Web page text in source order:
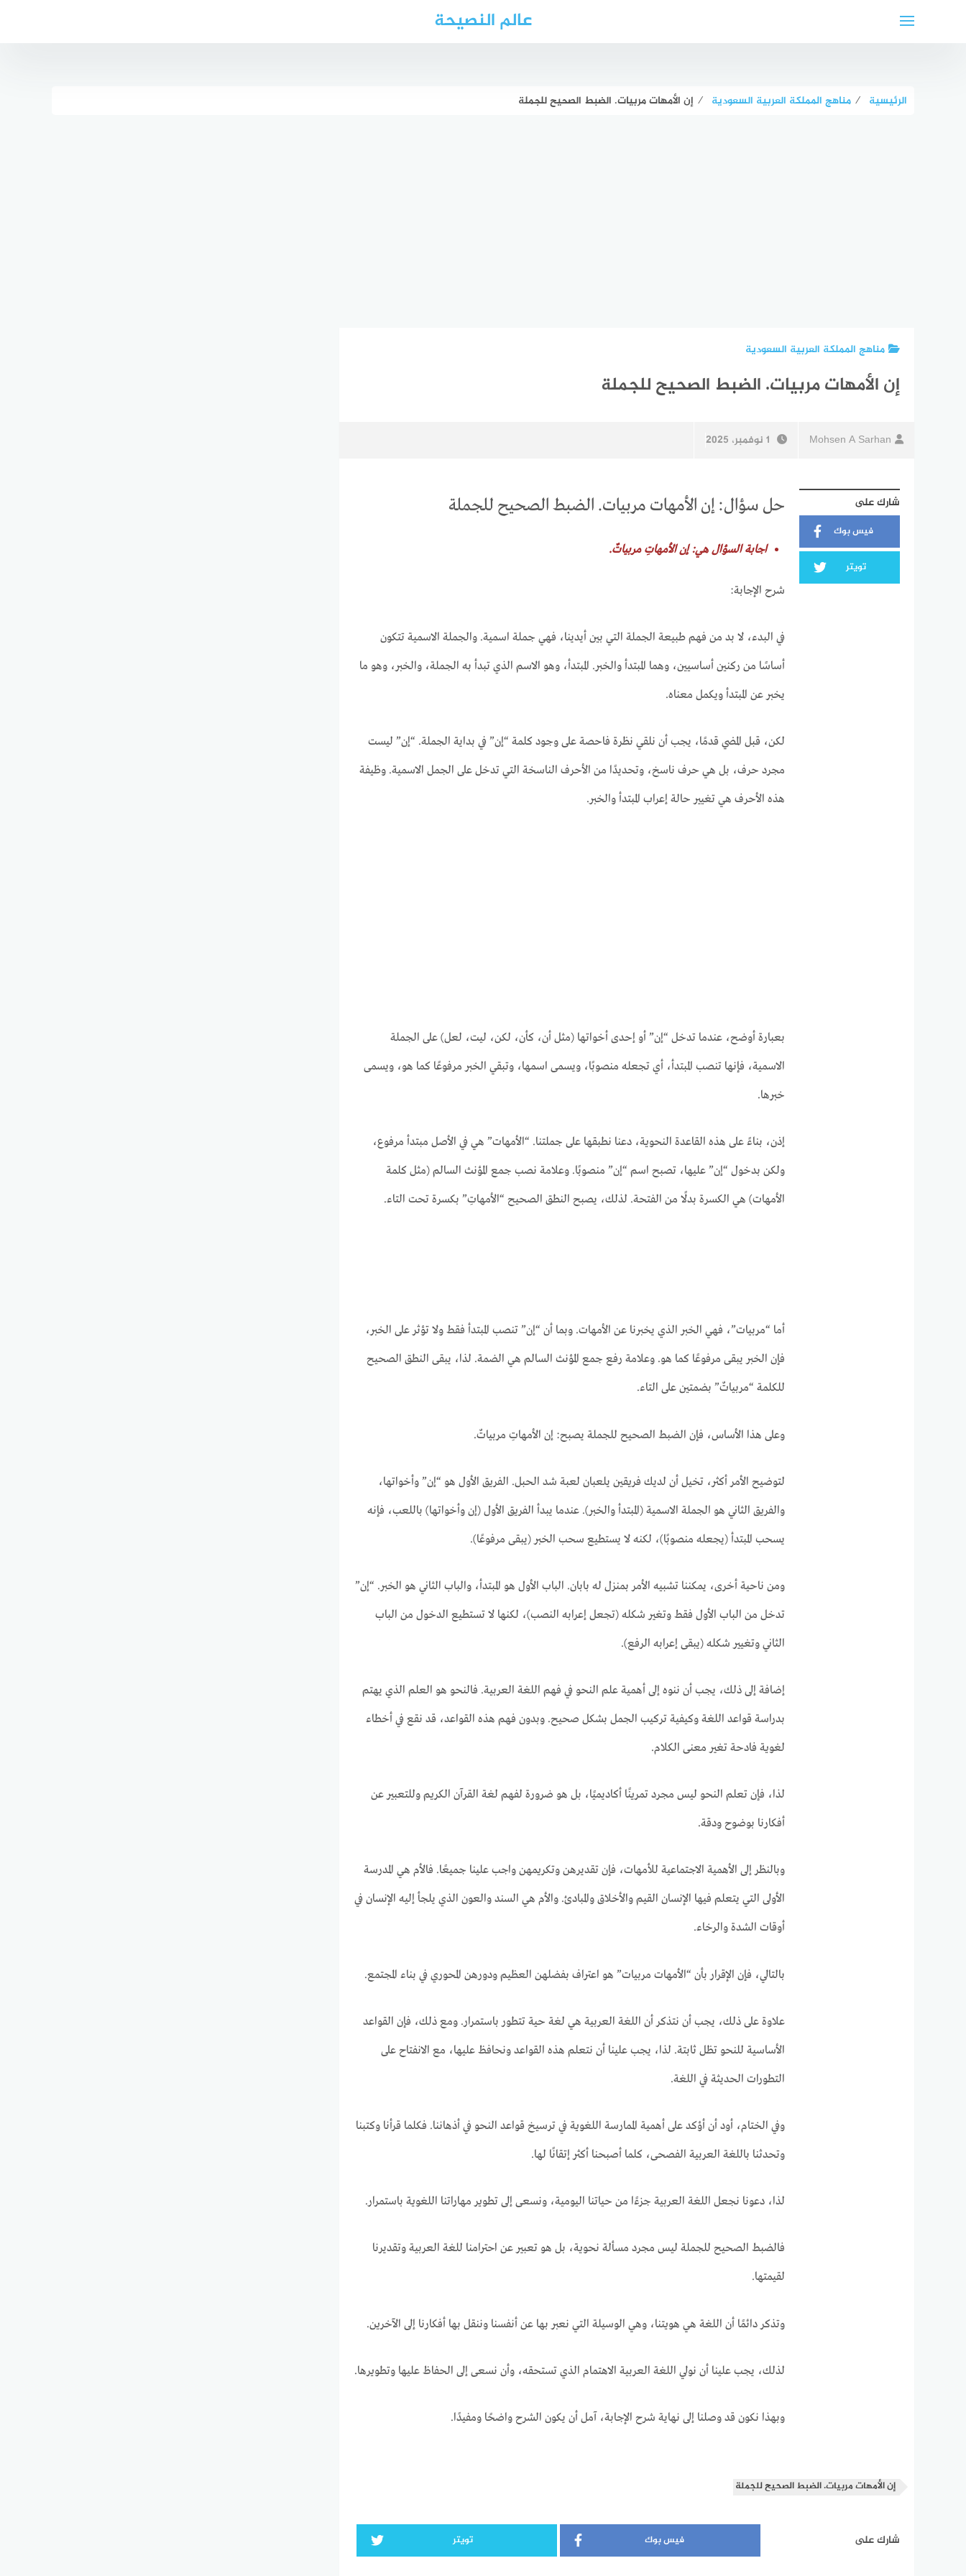
عالم النصيحة
الرئيسية ⁄ مناهج المملكة العربية السعودية ⁄ إن الأمهات مربيات. الضبط الصحيح للجملة
مناهج المملكة العربية السعودية
إن الأمهات مربيات. الضبط الصحيح للجملة
Mohsen A Sarhan 1 نوفمبر، 2025
شارك على
فيس بوك
تويتر
حل سؤال: إن الأمهات مربيات. الضبط الصحيح للجملة
اجابة السؤال هي: إن الأمهاتِ مربياتٌ.
شرح الإجابة:
في البدء، لا بد من فهم طبيعة الجملة التي بين أيدينا، فهي جملة اسمية. والجملة الاسمية تتكون
أساسًا من ركنين أساسيين، وهما المبتدأ والخبر. المبتدأ، وهو الاسم الذي تبدأ به الجملة، والخبر، وهو ما
يخبر عن المبتدأ ويكمل معناه.
لكن، قبل المضي قدمًا، يجب أن نلقي نظرة فاحصة على وجود كلمة “إن” في بداية الجملة. “إن” ليست
مجرد حرف، بل هي حرف ناسخ، وتحديدًا من الأحرف الناسخة التي تدخل على الجمل الاسمية. وظيفة
هذه الأحرف هي تغيير حالة إعراب المبتدأ والخبر.
بعبارة أوضح، عندما تدخل “إن” أو إحدى أخواتها (مثل أن، كأن، لكن، ليت، لعل) على الجملة
الاسمية، فإنها تنصب المبتدأ، أي تجعله منصوبًا، ويسمى اسمها، وتبقي الخبر مرفوعًا كما هو، ويسمى
خبرها.
إذن، بناءً على هذه القاعدة النحوية، دعنا نطبقها على جملتنا. “الأمهات” هي في الأصل مبتدأ مرفوع،
ولكن بدخول “إن” عليها، تصبح اسم “إن” منصوبًا. وعلامة نصب جمع المؤنث السالم (مثل كلمة
الأمهات) هي الكسرة بدلًا من الفتحة. لذلك، يصبح النطق الصحيح “الأمهاتِ” بكسرة تحت التاء.
أما “مربيات”، فهي الخبر الذي يخبرنا عن الأمهات. وبما أن “إن” تنصب المبتدأ فقط ولا تؤثر على الخبر،
فإن الخبر يبقى مرفوعًا كما هو. وعلامة رفع جمع المؤنث السالم هي الضمة. لذا، يبقى النطق الصحيح
للكلمة “مربياتٌ” بضمتين على التاء.
وعلى هذا الأساس، فإن الضبط الصحيح للجملة يصبح: إن الأمهاتِ مربياتٌ.
لتوضيح الأمر أكثر، تخيل أن لديك فريقين يلعبان لعبة شد الحبل. الفريق الأول هو “إن” وأخواتها،
والفريق الثاني هو الجملة الاسمية (المبتدأ والخبر). عندما يبدأ الفريق الأول (إن وأخواتها) باللعب، فإنه
يسحب المبتدأ (يجعله منصوبًا)، لكنه لا يستطيع سحب الخبر (يبقى مرفوعًا).
ومن ناحية أخرى، يمكننا تشبيه الأمر بمنزل له بابان. الباب الأول هو المبتدأ، والباب الثاني هو الخبر. “إن”
تدخل من الباب الأول فقط وتغير شكله (تجعل إعرابه النصب)، لكنها لا تستطيع الدخول من الباب
الثاني وتغيير شكله (يبقى إعرابه الرفع).
إضافة إلى ذلك، يجب أن ننوه إلى أهمية علم النحو في فهم اللغة العربية. فالنحو هو العلم الذي يهتم
بدراسة قواعد اللغة وكيفية تركيب الجمل بشكل صحيح. وبدون فهم هذه القواعد، قد نقع في أخطاء
لغوية فادحة تغير معنى الكلام.
لذا، فإن تعلم النحو ليس مجرد تمرينًا أكاديميًا، بل هو ضرورة لفهم لغة القرآن الكريم وللتعبير عن
أفكارنا بوضوح ودقة.
وبالنظر إلى الأهمية الاجتماعية للأمهات، فإن تقديرهن وتكريمهن واجب علينا جميعًا. فالأم هي المدرسة
الأولى التي يتعلم فيها الإنسان القيم والأخلاق والمبادئ. والأم هي السند والعون الذي يلجأ إليه الإنسان في
أوقات الشدة والرخاء.
بالتالي، فإن الإقرار بأن “الأمهات مربيات” هو اعتراف بفضلهن العظيم ودورهن المحوري في بناء المجتمع.
علاوة على ذلك، يجب أن نتذكر أن اللغة العربية هي لغة حية تتطور باستمرار. ومع ذلك، فإن القواعد
الأساسية للنحو تظل ثابتة. لذا، يجب علينا أن نتعلم هذه القواعد ونحافظ عليها، مع الانفتاح على
التطورات الحديثة في اللغة.
وفي الختام، أود أن أؤكد على أهمية الممارسة اللغوية في ترسيخ قواعد النحو في أذهاننا. فكلما قرأنا وكتبنا
وتحدثنا باللغة العربية الفصحى، كلما أصبحنا أكثر إتقانًا لها.
لذا، دعونا نجعل اللغة العربية جزءًا من حياتنا اليومية، ونسعى إلى تطوير مهاراتنا اللغوية باستمرار.
فالضبط الصحيح للجملة ليس مجرد مسألة نحوية، بل هو تعبير عن احترامنا للغة العربية وتقديرنا
لقيمتها.
وتذكر دائمًا أن اللغة هي هويتنا، وهي الوسيلة التي نعبر بها عن أنفسنا وننقل بها أفكارنا إلى الآخرين.
لذلك، يجب علينا أن نولي اللغة العربية الاهتمام الذي تستحقه، وأن نسعى إلى الحفاظ عليها وتطويرها.
وبهذا نكون قد وصلنا إلى نهاية شرح الإجابة، آمل أن يكون الشرح واضحًا ومفيدًا.
إن الأمهات مربيات. الضبط الصحيح للجملة
شارك على فيس بوك تويتر